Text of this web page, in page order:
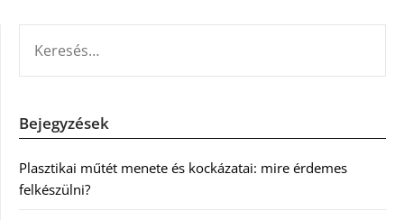
Bejegyzések
Plasztikai műtét menete és kockázatai: mire érdemes
felkészülni?